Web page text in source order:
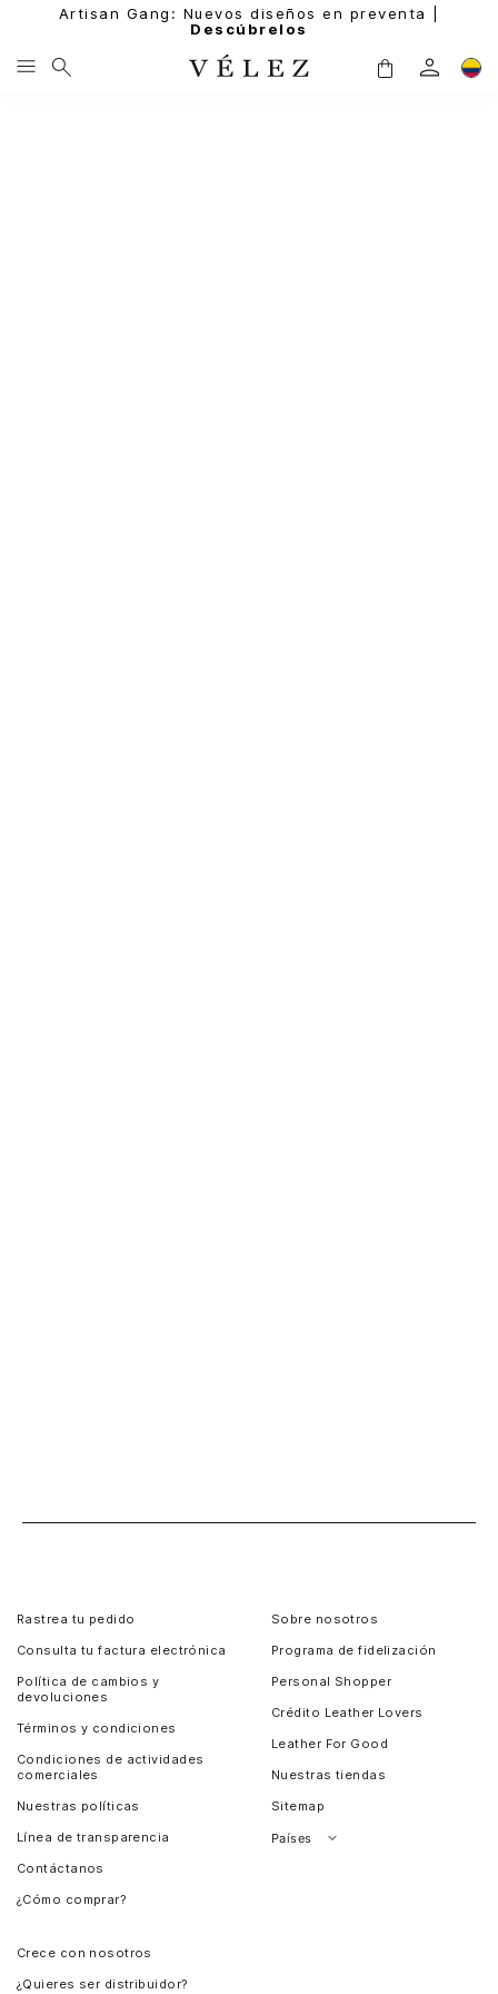
Artisan Gang: Nuevos diseños en preventa |
Descúbrelos
Rastrea tu pedido
Consulta tu factura electrónica
Política de cambios y
devoluciones
Términos y condiciones
Condiciones de actividades
comerciales
Nuestras políticas
Línea de transparencia
Contáctanos
¿Cómo comprar?
Sobre nosotros
Programa de fidelización
Personal Shopper
Crédito Leather Lovers
Leather For Good
Nuestras tiendas
Sitemap
Países
Crece con nosotros
¿Quieres ser distribuidor?